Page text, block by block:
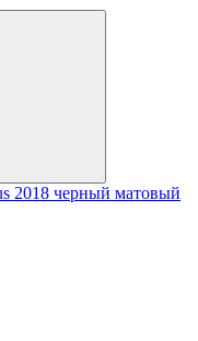
2018 черный матовый